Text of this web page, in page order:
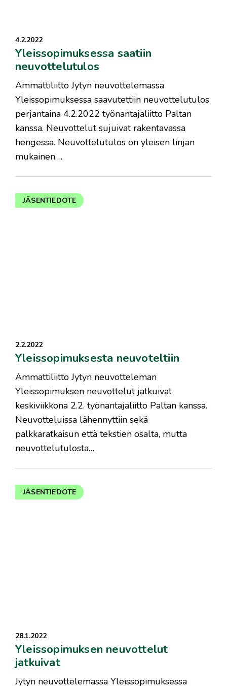
4.2.2022
Yleissopimuksessa saatiin
neuvottelutulos
Ammattiliitto Jytyn neuvottelemassa
Yleissopimuksessa saavutettiin neuvottelutulos
perjantaina 4.2.2022 työnantajaliitto Paltan
kanssa. Neuvottelut sujuivat rakentavassa
hengessä. Neuvottelutulos on yleisen linjan
mukainen….
JÄSENTIEDOTE
2.2.2022
Yleissopimuksesta neuvoteltiin
​Ammattiliitto Jytyn neuvotteleman
Yleissopimuksen neuvottelut jatkuivat
keskiviikkona 2.2. työnantajaliitto Paltan kanssa.
Neuvotteluissa lähennyttiin sekä
palkkaratkaisun että tekstien osalta, mutta
neuvottelutulosta…
JÄSENTIEDOTE
28.1.2022
Yleissopimuksen neuvottelut
jatkuivat
​Jytyn neuvottelemassa Yleissopimuksessa